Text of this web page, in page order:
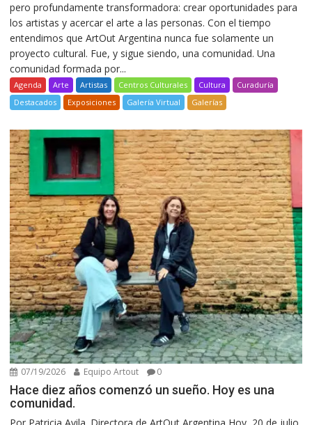
pero profundamente transformadora: crear oportunidades para
los artistas y acercar el arte a las personas. Con el tiempo
entendimos que ArtOut Argentina nunca fue solamente un
proyecto cultural. Fue, y sigue siendo, una comunidad. Una
comunidad formada por...
Agenda Arte Artistas Centros Culturales Cultura
Curaduría
Destacados
Exposiciones Galería Virtual Galerías
07/19/2026 Equipo Artout 0
Hace diez años comenzó un sueño. Hoy es una
comunidad.